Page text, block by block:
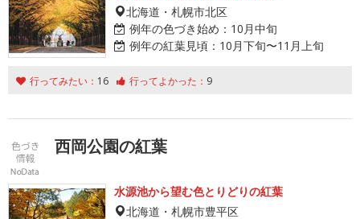
北海道・札幌市北区
例年の色づき始め： 10月中旬
例年の紅葉見頃： 10月下旬〜11月上旬
行ってみたい： 16 行ってよかった： 9
西岡公園の紅葉
水源池から望む色とりどりの紅葉
北海道・札幌市豊平区